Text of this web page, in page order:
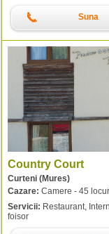
Suna
Country Court
Curteni (Mures)
Cazare: Camere - 45
Servicii: Restaurant,
foisor